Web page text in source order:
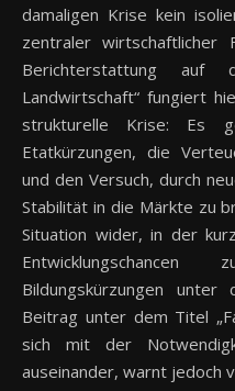
damaligen Krise kein
zentraler wirtschaftlicher
Berichterstattung auf
Landwirtschaft“ fungiert
strukturelle Krise: Es
Etatkürzungen, die
und den Versuch, durch
Stabilität in die Märkte zu
Situation wider, in der
Bildungskürzungen
Beitrag unter dem Titel
sich mit der
auseinander, warnt jedoch